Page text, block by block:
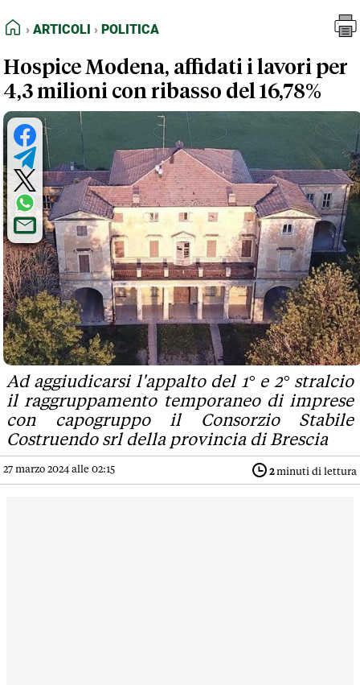
FEED RSS
NORMATIVE DEONTOLOGICHE
TERMINI e CONDIZIONI
HOME
ARTICOLI POLITICA
Hospice Modena, affidati i lavori per
4,3 milioni con ribasso del 16,78%
Ad aggiudicarsi l'appalto del 1° e 2° stralcio
il raggruppamento temporaneo di imprese
con capogruppo il Consorzio Stabile
Costruendo srl della provincia di Brescia
27 marzo 2024 alle 02:15 2minuti di lettura